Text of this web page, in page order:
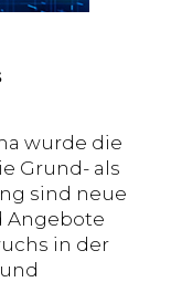
wurde die
Grund- als
sind neue
Angebote
in der